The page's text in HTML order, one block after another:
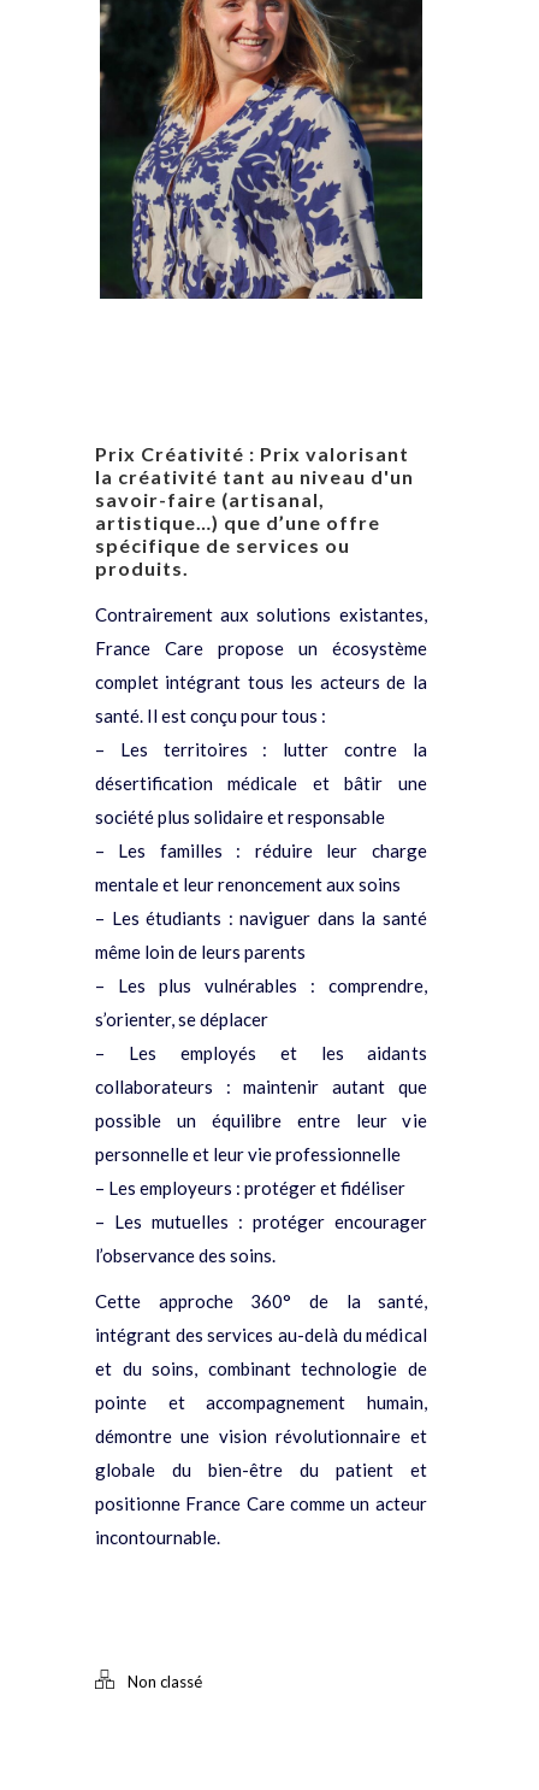
Prix Créativité : Prix valorisant
la créativité tant au niveau d'un
savoir-faire (artisanal,
artistique…) que d’une offre
spécifique de services ou
produits.
Contrairement aux solutions existantes,
France Care propose un écosystème
complet intégrant tous les acteurs de la
santé. Il est conçu pour tous :
– Les territoires : lutter contre la
désertification médicale et bâtir une
société plus solidaire et responsable
– Les familles : réduire leur charge
mentale et leur renoncement aux soins
– Les étudiants : naviguer dans la santé
même loin de leurs parents
– Les plus vulnérables : comprendre,
s’orienter, se déplacer
– Les employés et les aidants
collaborateurs : maintenir autant que
possible un équilibre entre leur vie
personnelle et leur vie professionnelle
– Les employeurs : protéger et fidéliser
– Les mutuelles : protéger encourager
l’observance des soins.
Cette approche 360° de la santé,
intégrant des services au-delà du médical
et du soins, combinant technologie de
pointe et accompagnement humain,
démontre une vision révolutionnaire et
globale du bien-être du patient et
positionne France Care comme un acteur
incontournable.
Non classé